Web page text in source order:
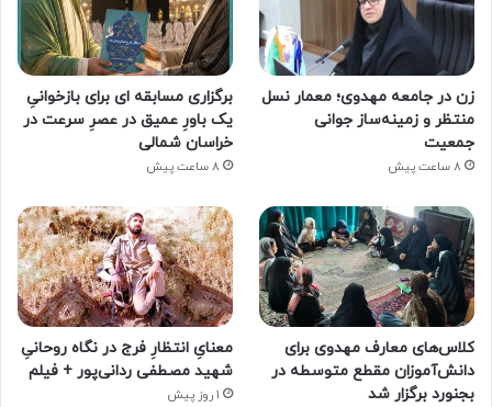
زن در جامعه مهدوی؛ معمار نسل
منتظر و زمینه‌ساز جوانی
جمعیت
8 ساعت پیش
برگزاری مسابقه ای برای بازخوانیِ
یک باورِ عمیق در عصرِ سرعت در
خراسان شمالی
8 ساعت پیش
کلاس‌های معارف مهدوی برای
دانش‌آموزان مقطع متوسطه در
بجنورد برگزار شد
معنایِ انتظارِ فرج در نگاه روحانیِ
شهید مصطفی ردانی‌پور + فیلم
1 روز پیش